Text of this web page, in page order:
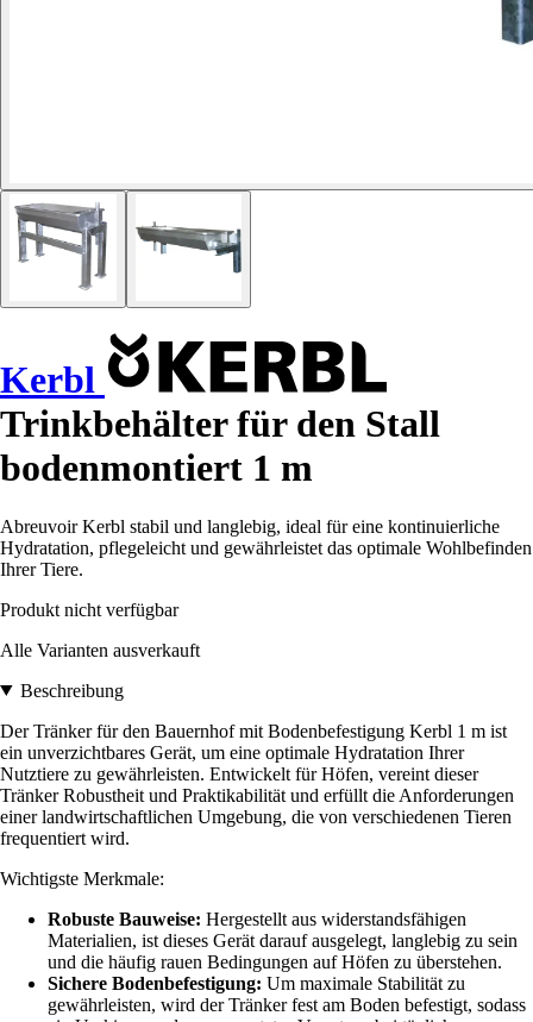
Kerbl
Trinkbehälter für den Stall
bodenmontiert 1 m
Abreuvoir Kerbl stabil und langlebig, ideal für eine kontinuierliche
Hydratation, pflegeleicht und gewährleistet das optimale Wohlbefinden
Ihrer Tiere.
Produkt nicht verfügbar
Alle Varianten ausverkauft
Beschreibung
Der Tränker für den Bauernhof mit Bodenbefestigung Kerbl 1 m ist
ein unverzichtbares Gerät, um eine optimale Hydratation Ihrer
Nutztiere zu gewährleisten. Entwickelt für Höfen, vereint dieser
Tränker Robustheit und Praktikabilität und erfüllt die Anforderungen
einer landwirtschaftlichen Umgebung, die von verschiedenen Tieren
frequentiert wird.
Wichtigste Merkmale:
Robuste Bauweise: Hergestellt aus widerstandsfähigen
Materialien, ist dieses Gerät darauf ausgelegt, langlebig zu sein
und die häufig rauen Bedingungen auf Höfen zu überstehen.
Sichere Bodenbefestigung: Um maximale Stabilität zu
gewährleisten, wird der Tränker fest am Boden befestigt, sodass